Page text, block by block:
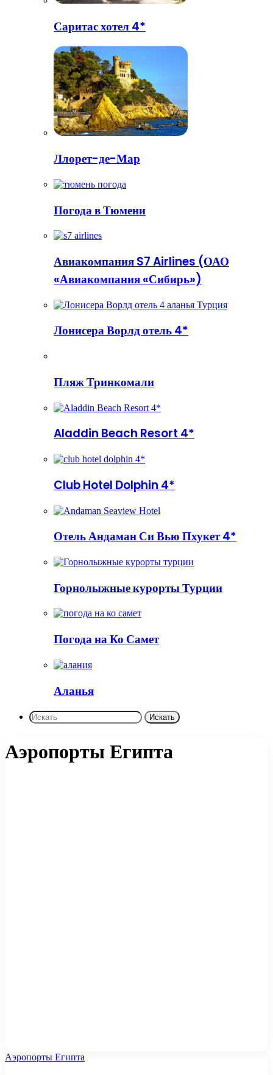
Саритас хотел 4*
Ллорет-де-Мар
Погода в Тюмени
Авиакомпания S7 Airlines (ОАО
«Авиакомпания «Сибирь»)
Лонисера Ворлд отель 4*
Пляж Тринкомали
Aladdin Beach Resort 4*
Club Hotel Dolphin 4*
Отель Андаман Си Вью Пхукет 4*
Горнолыжные курорты Турции
Погода на Ко Самет
Аланья
Искать
Аэропорты Египта
Аэропорты Египта